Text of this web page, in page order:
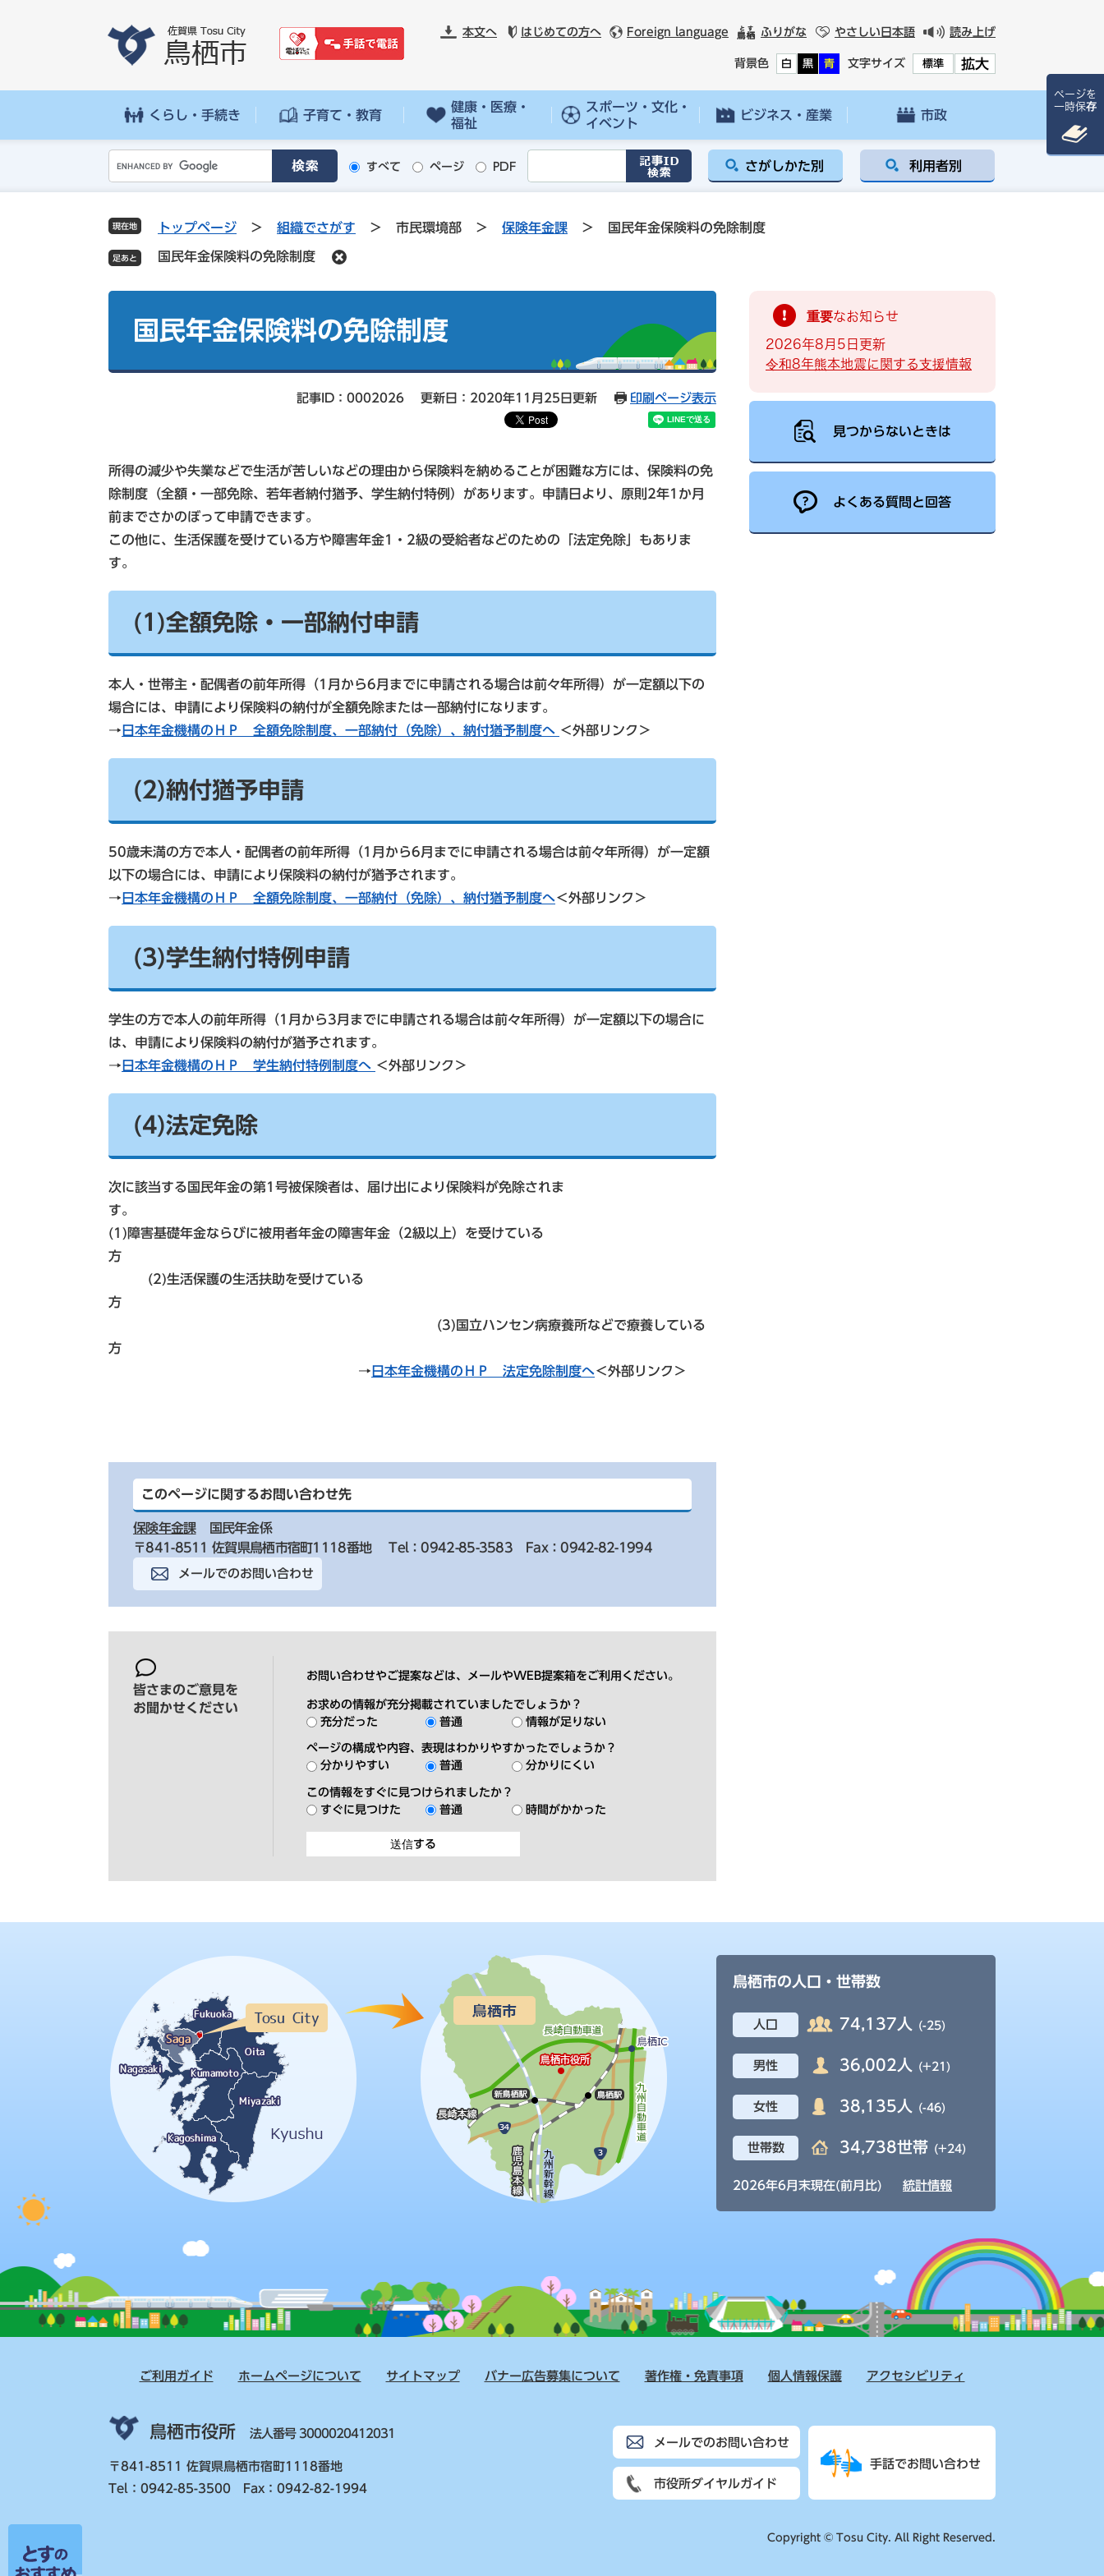
先
を
本文へ はじめての方へ Foreign language ふりがな やさしい日本語 読み上げ
背景色 白 黒 青 文字サイズ 標準 拡大
くらし・手続き 子育て・教育
健康・医療・
福祉
スポーツ・文化・
イベント
ビジネス・産業 市政
o
g
l
e
ス
索
すべて ページ PDF さがしかた別 利用者別
現在地 トップページ > 組織でさがす > 市民環境部 > 保険年金課 > 国民年金保険料の免除制度
国民年金保険料の免除制度
国民年金保険料の免除制度
記事ID：0002026 更新日：2020年11月25日更新 印刷ページ表示
所得の減少や失業などで生活が苦しいなどの理由から保険料を納めることが困難な方には、保険料の免
除制度（全額・一部免除、若年者納付猶予、学生納付特例）があります。申請日より、原則2年1か月
前までさかのぼって申請できます。
この他に、生活保護を受けている方や障害年金1・2級の受給者などのための「法定免除」もありま
す。
(1)全額免除・一部納付申請
本人・世帯主・配偶者の前年所得（1月から6月までに申請される場合は前々年所得）が一定額以下の
場合には、申請により保険料の納付が全額免除または一部納付になります。
→ 日本年金機構のＨＰ 全額免除制度、一部納付（免除）、納付猶予制度へ ＜外部リンク＞
(2)納付猶予申請
50歳未満の方で本人・配偶者の前年所得（1月から6月までに申請される場合は前々年所得）が一定額
以下の場合には、申請により保険料の納付が猶予されます。
→ 日本年金機構のＨＰ 全額免除制度、一部納付（免除）、納付猶予制度へ＜外部リンク＞
(3)学生納付特例申請
学生の方で本人の前年所得（1月から3月までに申請される場合は前々年所得）が一定額以下の場合に
は、申請により保険料の納付が猶予されます。
→ 日本年金機構のＨＰ 学生納付特例制度へ ＜外部リンク＞
(4)法定免除
次に該当する国民年金の第1号被保険者は、届け出により保険料が免除されま
す。
(1)障害基礎年金ならびに被用者年金の障害年金（2級以上）を受けている
方
(2)生活保護の生活扶助を受けている
方
(3)国立ハンセン病療養所などで療養している
方
→ 日本年金機構のＨＰ 法定免除制度へ＜外部リンク＞
このページに関するお問い合わせ先
保険年金課
国民年金係
〒841-8511 佐賀県鳥栖市宿町1118番地
Tel：0942-85-3583 Fax：0942-82-1994
メールでのお問い合わせ
皆さまのご意見を
お聞かせください
お問い合わせやご提案などは、メールやWEB提案箱をご利用ください。
お求めの情報が充分掲載されていましたでしょうか？
充分だった
普通 情報が足りない
ページの構成や内容、表現はわかりやすかったでしょうか？
分かりやすい
普通 分かりにくい
この情報をすぐに見つけられましたか？
すぐに見つけた
普通 時間がかかった
重要なお知らせ
2026年8月5日更新
令和8年熊本地震に関する支援情報
見つからないときは
よくある質問と回答
鳥栖市の人口・世帯数
人口 74,137人 (-25)
男性 36,002人 (+21)
女性 38,135人 (-46)
世帯数 34,738世帯 (+24)
2026年6月末現在(前月比) 統計情報
ご利用ガイド ホームページについて サイトマップ バナー広告募集について 著作権・免責事項 個人情報保護 アクセシビリティ
鳥栖市役所 法人番号 3000020412031
〒841-8511 佐賀県鳥栖市宿町1118番地
Tel：0942-85-3500 Fax：0942-82-1994
メールでのお問い合わせ
市役所ダイヤルガイド
手話でお問い合わせ
Copyright © Tosu City. All Right Reserved.
ページを
一時保存